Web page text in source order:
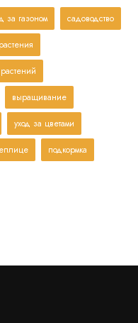
за газоном садоводство
растения
выращивание
уход за цветами
подкормка